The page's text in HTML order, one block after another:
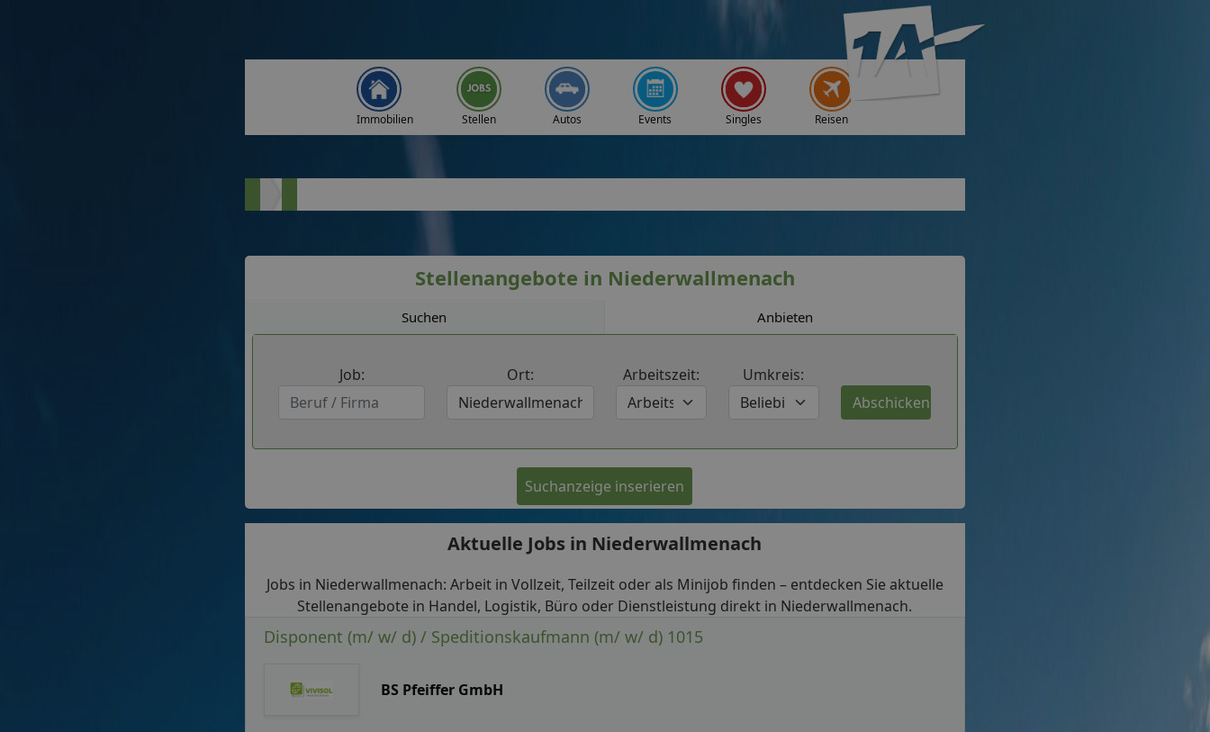
Immobilien Stellen Autos Events Singles Reisen
Stellenangebote in Niederwallmenach
Suchen Anbieten
Job: Ort: Arbeitszeit: Umkreis:
Suchanzeige inserieren
Aktuelle Jobs in Niederwallmenach
Jobs in Niederwallmenach: Arbeit in Vollzeit, Teilzeit oder als Minijob finden – entdecken Sie aktuelle
Stellenangebote in Handel, Logistik, Büro oder Dienstleistung direkt in Niederwallmenach.
Disponent (m/ w/ d) / Speditionskaufmann (m/ w/ d) 1015
BS Pfeiffer GmbH